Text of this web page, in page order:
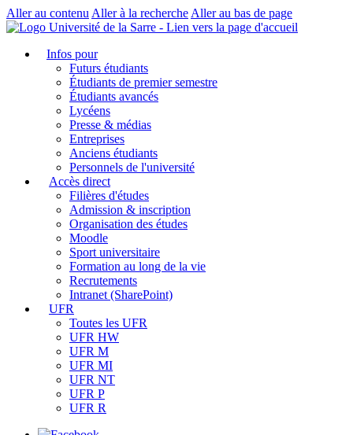
Aller au contenu Aller à la recherche Aller au bas de page
Infos pour
Futurs étudiants
Étudiants de premier semestre
Étudiants avancés
Lycéens
Presse & médias
Entreprises
Anciens étudiants
Personnels de l'université
Accès direct
Filières d'études
Admission & inscription
Organisation des études
Moodle
Sport universitaire
Formation au long de la vie
Recrutements
Intranet (SharePoint)
UFR
Toutes les UFR
UFR HW
UFR M
UFR MI
UFR NT
UFR P
UFR R